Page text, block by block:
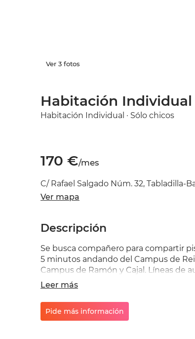
Ver 3 fotos
Habitación Individual
Habitación Individual · Sólo chicos
170 €/mes
C/ Rafael Salgado Núm. 32, Tabladilla-
Ver mapa
Descripción
Se busca compañero para compartir
5 minutos andando del Campus de
Campus de Ramón y Cajal. Líneas de
minutos. Parada de Sevici (bicicletas)
grandes, exteriores y muy luminosas,
electrodomésticos. Internet wifi (fibra
Euros/mes. Teléfono: 666780821
Leer más
Pide más información